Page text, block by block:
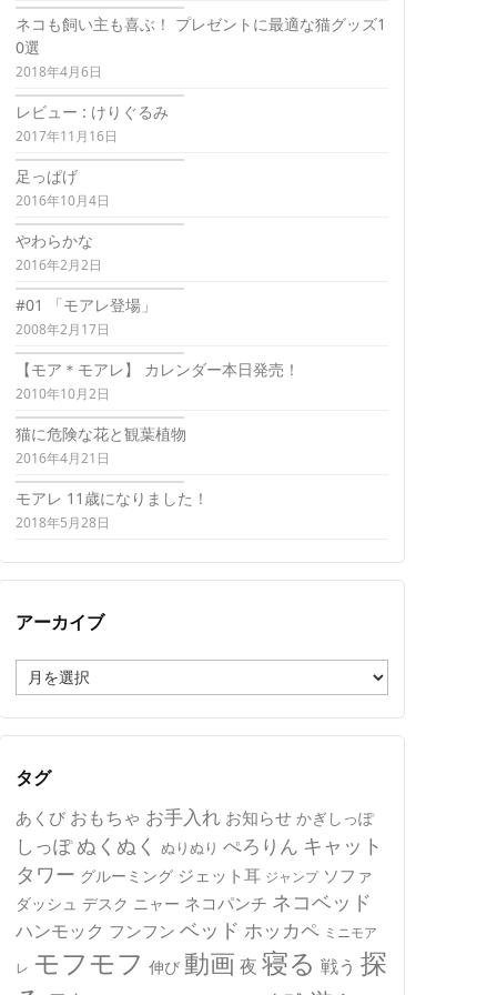
ネコも飼い主も喜ぶ！ プレゼントに最適な猫グッズ1
0選
2018年4月6日
レビュー : けりぐるみ
2017年11月16日
足っぱげ
2016年10月4日
やわらかな
2016年2月2日
#01 「モアレ登場」
2008年2月17日
【モア＊モアレ】 カレンダー本日発売！
2010年10月2日
猫に危険な花と観葉植物
2016年4月21日
モアレ 11歳になりました！
2018年5月28日
アーカイブ
ー
カ
イ
タグ
あくび おもちゃ お手入れ お知らせ かぎしっぽ
しっぽ ぬくぬく ぬりぬり ぺろりん キャット
タワー グルーミング ジェット耳 ジャンプ ソファ
ダッシュ デスク ニャー ネコパンチ ネコベッド
ハンモック フンフン ベッド ホッカペ ミニモア
レ モフモフ 伸び 動画 夜 寝る 戦う 探